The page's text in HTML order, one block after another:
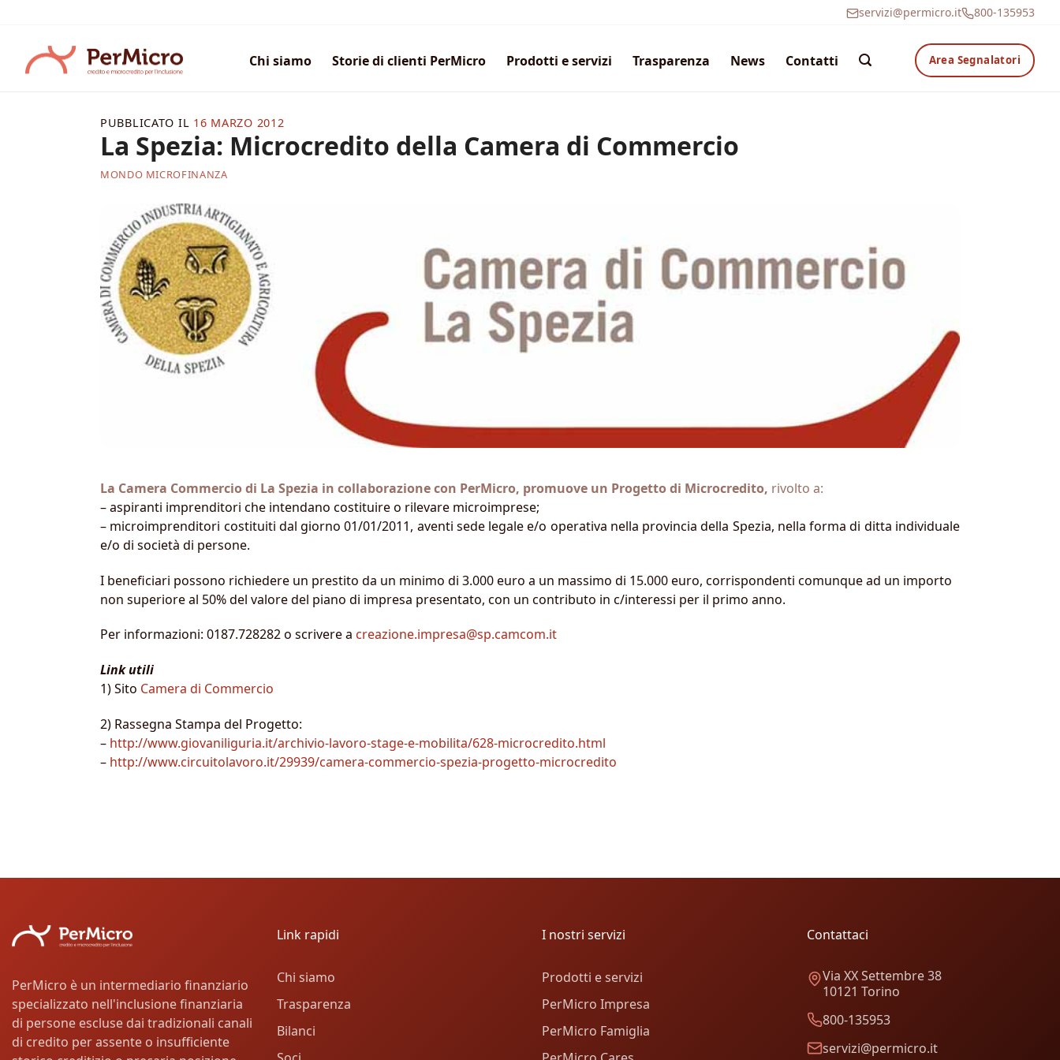
contenuti
servizi@permicro.it 800-135953
Chi siamo Storie di clienti PerMicro Prodotti e servizi Trasparenza News Contatti Area Segnalatori
MONDO MICROFINANZA
La Spezia: Microcredito della Camera di Commercio
PUBBLICATO IL 16 MARZO 2012
La Camera Commercio di La Spezia in collaborazione con PerMicro, promuove un Progetto di Microcredito, rivolto a:
– aspiranti imprenditori che intendano costituire o rilevare microimprese;
– microimprenditori costituiti dal giorno 01/01/2011, aventi sede legale e/o operativa nella provincia della Spezia, nella forma di ditta individuale
e/o di società di persone.
I beneficiari possono richiedere un prestito da un minimo di 3.000 euro a un massimo di 15.000 euro, corrispondenti comunque ad un importo
non superiore al 50% del valore del piano di impresa presentato, con un contributo in c/interessi per il primo anno.
Per informazioni: 0187.728282 o scrivere a creazione.impresa@sp.camcom.it
Link utili
1) Sito Camera di Commercio
2) Rassegna Stampa del Progetto:
– http://www.giovaniliguria.it/archivio-lavoro-stage-e-mobilita/628-microcredito.html
– http://www.circuitolavoro.it/29939/camera-commercio-spezia-progetto-microcredito
PerMicro è un intermediario finanziario
specializzato nell'inclusione finanziaria
di persone escluse dai tradizionali canali
di credito per assente o insufficiente
Link rapidi
Chi siamo
Trasparenza
Bilanci
I nostri servizi
Prodotti e servizi
PerMicro Impresa
PerMicro Famiglia
Contattaci
Via XX Settembre 38
10121 Torino
800-135953
servizi@permicro.it